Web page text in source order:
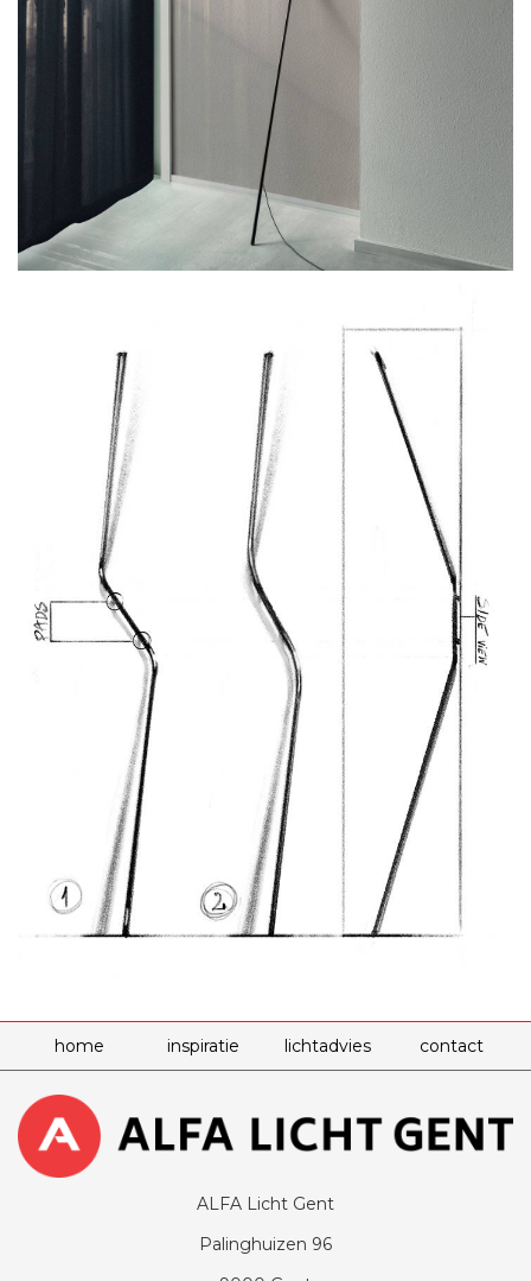
home inspiratie lichtadvies contact
ALFA Licht Gent
Palinghuizen 96